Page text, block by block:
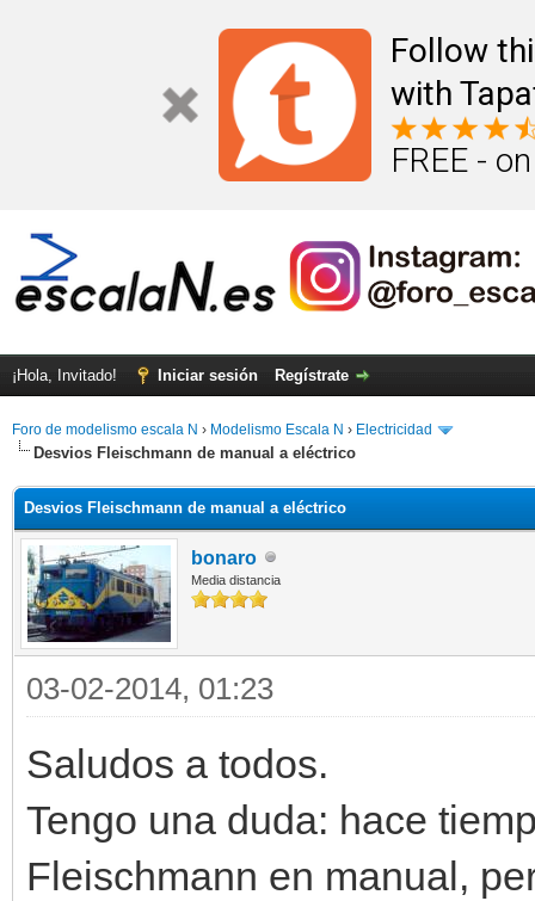
Follow
with
FREE -
¡Hola, Invitado! Iniciar sesión Regístrate
Foro de modelismo escala N › Modelismo Escala N › Electricidad
Desvios Fleischmann de manual a eléctrico
Desvios Fleischmann de manual a eléctrico
bonaro
Media distancia
03-02-2014, 01:23
Saludos a todos.
Tengo una duda: hace
Fleischmann en manual,